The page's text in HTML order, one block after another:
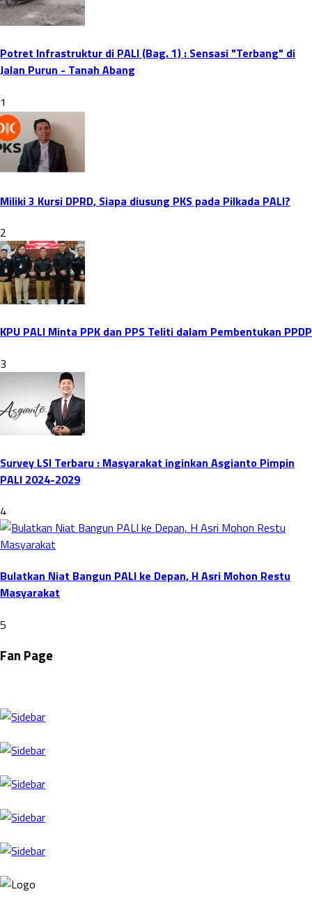
Potret Infrastruktur di PALI (Bag. 1) : Sensasi "Terbang" di
Jalan Purun - Tanah Abang
1
Miliki 3 Kursi DPRD, Siapa diusung PKS pada Pilkada PALI?
2
KPU PALI Minta PPK dan PPS Teliti dalam Pembentukan PPDP
3
Survey LSI Terbaru : Masyarakat inginkan Asgianto Pimpin
PALI 2024-2029
4
Bulatkan Niat Bangun PALI ke Depan, H Asri Mohon Restu
Masyarakat
5
Fan Page